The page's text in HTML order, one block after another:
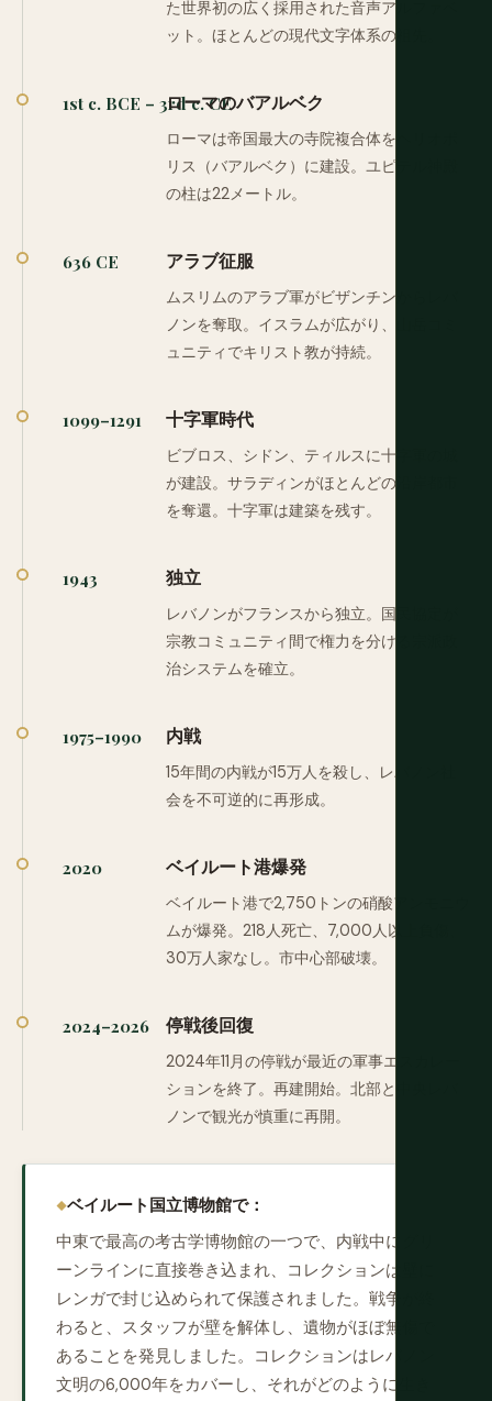
た世界初の広く採用された音声アルファベ
ット。ほとんどの現代文字体系の祖先。
1st c. BCE – 3rd c. CEローマのバアルベク
ローマは帝国最大の寺院複合体をヘリオポ
リス（バアルベク）に建設。ユピテル神殿
の柱は22メートル。
636 CE アラブ征服
ムスリムのアラブ軍がビザンチンからレバ
ノンを奪取。イスラムが広がり、山岳コミ
ュニティでキリスト教が持続。
1099–1291 十字軍時代
ビブロス、シドン、ティルスに十字軍の城
が建設。サラディンがほとんどの沿岸都市
を奪還。十字軍は建築を残す。
1943 独立
レバノンがフランスから独立。国民協定が
宗教コミュニティ間で権力を分ける宗派政
治システムを確立。
1975–1990 内戦
15年間の内戦が15万人を殺し、レバノン社
会を不可逆的に再形成。
2020 ベイルート港爆発
ベイルート港で2,750トンの硝酸アンモニウ
ムが爆発。218人死亡、7,000人以上負傷、
30万人家なし。市中心部破壊。
2024–2026 停戦後回復
2024年11月の停戦が最近の軍事エスカレー
ションを終了。再建開始。北部と中央レバ
ノンで観光が慎重に再開。
ベイルート国立博物館で：
中東で最高の考古学博物館の一つで、内戦中にグリ
ーンラインに直接巻き込まれ、コレクションは壁に
レンガで封じ込められて保護されました。戦争が終
わると、スタッフが壁を解体し、遺物がほぼ無傷で
あることを発見しました。コレクションはレバノン
文明の6,000年をカバーし、それがどのように生き